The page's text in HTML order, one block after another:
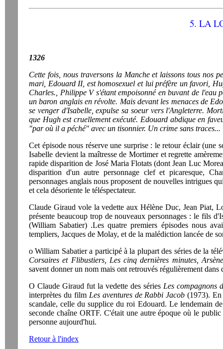
5. LA
1326
Cette fois, nous traversons la Manche et laissons tous nos
mari, Edouard II, est homosexuel et lui préfère un favori,
Charles., Philippe V s'étant empoisonné en buvant de l'eau
un baron anglais en révolte. Mais devant les menaces de
se venger d'Isabelle, expulse sa soeur vers l'Angleterre.
que Hugh est cruellement exécuté. Edouard abdique en
"par où il a péché" avec un tisonnier. Un crime sans traces...
Cet épisode nous réserve une surprise : le retour éclair
Isabelle devient la maîtresse de Mortimer et regrette
rapide disparition de José Maria Flotats (dont Jean Luc
disparition d'un autre personnage clef et picaresque,
personnages anglais nous proposent de nouvelles intrigues
et cela désoriente le téléspectateur.
Claude Giraud vole la vedette aux Hélène Duc, Jean Piat,
présente beaucoup trop de nouveaux personnages : le fils
(William Sabatier) .Les quatre premiers épisodes nous
templiers, Jacques de Molay, et de la malédiction lancée de
o William Sabatier a participé à la plupart des séries de la
Corsaires et Flibustiers, Les cinq dernières minutes,
savent donner un nom mais ont retrouvés régulièrement dans
O Claude Giraud fut la vedette des séries Les compagnons
interprètes du film Les aventures de Rabbi Jacob (1973).
scandale, celle du supplice du roi Edouard. Le lendemain
seconde chaîne ORTF. C'était une autre époque où le
personne aujourd'hui.
Retour à l'index